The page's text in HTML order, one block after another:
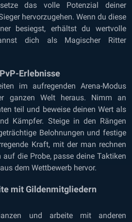
das volle Potenzial deiner
hervorzugehen. Wenn du diese
besiegst, erhältst du wertvolle
dich als Magischer Ritter
Erlebnisse
im aufregenden Arena-Modus
ganzen Welt heraus. Nimm an
teil und beweise deinen Wert als
Kämpfer. Steige in den Rängen
Belohnungen und festige
Kraft, mit der man rechnen
die Probe, passe deine Taktiken
dem Wettbewerb hervor.
mit Gildenmitgliedern
und arbeite mit anderen